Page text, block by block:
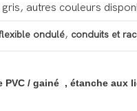
autres couleurs
ondulé, conduits et
PVC / gainé , étanche aux